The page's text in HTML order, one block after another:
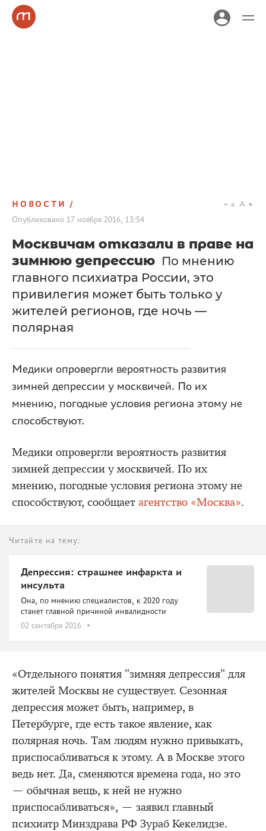
НОВОСТИ
Опубликовано 17 ноября 2016, 13:54
a A
Москвичам отказали в праве на
зимнюю депрессию По мнению
главного психиатра России, это
привилегия может быть только у
жителей регионов, где ночь —
полярная
Медики опровергли вероятность развития
зимней депрессии у москвичей. По их
мнению, погодные условия региона этому не
способствуют.
Медики опровергли вероятность развития
зимней депрессии у москвичей. По их
мнению, погодные условия региона этому не
способствуют, сообщает агентство «Москва».
Читайте на тему:
Депрессия: страшнее инфаркта и
инсульта
Она, по мнению специалистов, к 2020 году
станет главной причиной инвалидности
02 сентября 2016
«Отдельного понятия "зимняя депрессия" для
жителей Москвы не существует. Сезонная
депрессия может быть, например, в
Петербурге, где есть такое явление, как
полярная ночь. Там людям нужно привыкать,
приспосабливаться к этому. А в Москве этого
ведь нет. Да, сменяются времена года, но это
— обычная вещь, к ней не нужно
приспосабливаться», — заявил главный
психиатр Минздрава РФ Зураб Кекелидзе.